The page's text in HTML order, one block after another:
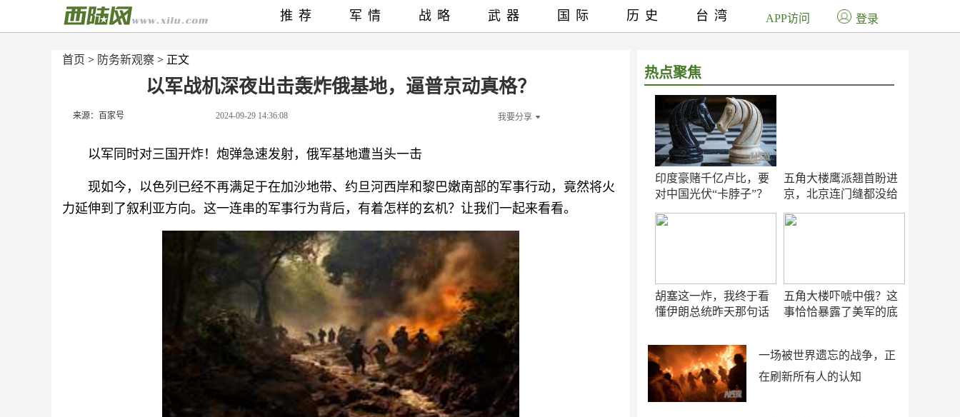
首页 > 防务新观察 > 正文
以军战机深夜出击轰炸俄基地，逼普京动真格？
来源：百家号 2024-09-29 14:36:08 我要分享
以军同时对三国开炸！炮弹急速发射，俄军基地遭当头一击
现如今，以色列已经不再满足于在加沙地带、约旦河西岸和黎巴嫩南部的军事行动，竟然将火
力延伸到了叙利亚方向。这一连串的军事行为背后，有着怎样的玄机？让我们一起来看看。
热点聚焦
印度豪赌千亿卢比，要
对中国光伏“卡脖子”？
五角大楼鹰派翘首盼进
京，北京连门缝都没给
胡塞这一炸，我终于看
懂伊朗总统昨天那句话
五角大楼吓唬中俄？这
事恰恰暴露了美军的底
一场被世界遗忘的战争，正
在刷新所有人的认知
推荐 军情 战略 武器 国际 历史 台湾 APP访问 登录